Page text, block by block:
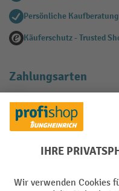
Persönliche Kaufberatung
Käuferschutz - Trusted
Zahlungsarten
Creditcard (Master)